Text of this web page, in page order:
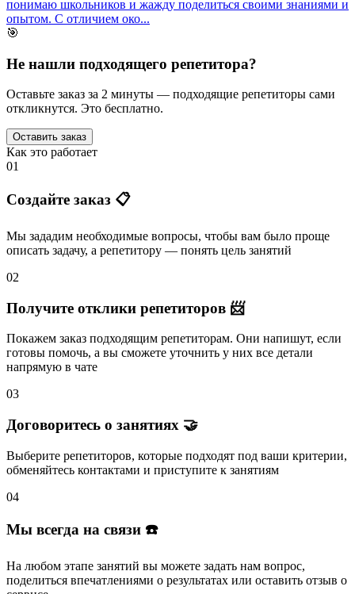
понимаю школьников и жажду поделиться своими знаниями и
опытом. С отличием око...
🎯
Не нашли подходящего репетитора?
Оставьте заказ за 2 минуты — подходящие репетиторы сами
откликнутся. Это бесплатно.
Оставить заказ
Как это работает
01
Создайте заказ 📋
Мы зададим необходимые вопросы, чтобы вам было проще
описать задачу, а репетитору — понять цель занятий
02
Получите отклики репетиторов 📨
Покажем заказ подходящим репетиторам. Они напишут, если
готовы помочь, а вы сможете уточнить у них все детали
напрямую в чате
03
Договоритесь о занятиях 🤝
Выберите репетиторов, которые подходят под ваши критерии,
обменяйтесь контактами и приступите к занятиям
04
Мы всегда на связи ☎️
На любом этапе занятий вы можете задать нам вопрос,
поделиться впечатлениями о результатах или оставить отзыв о